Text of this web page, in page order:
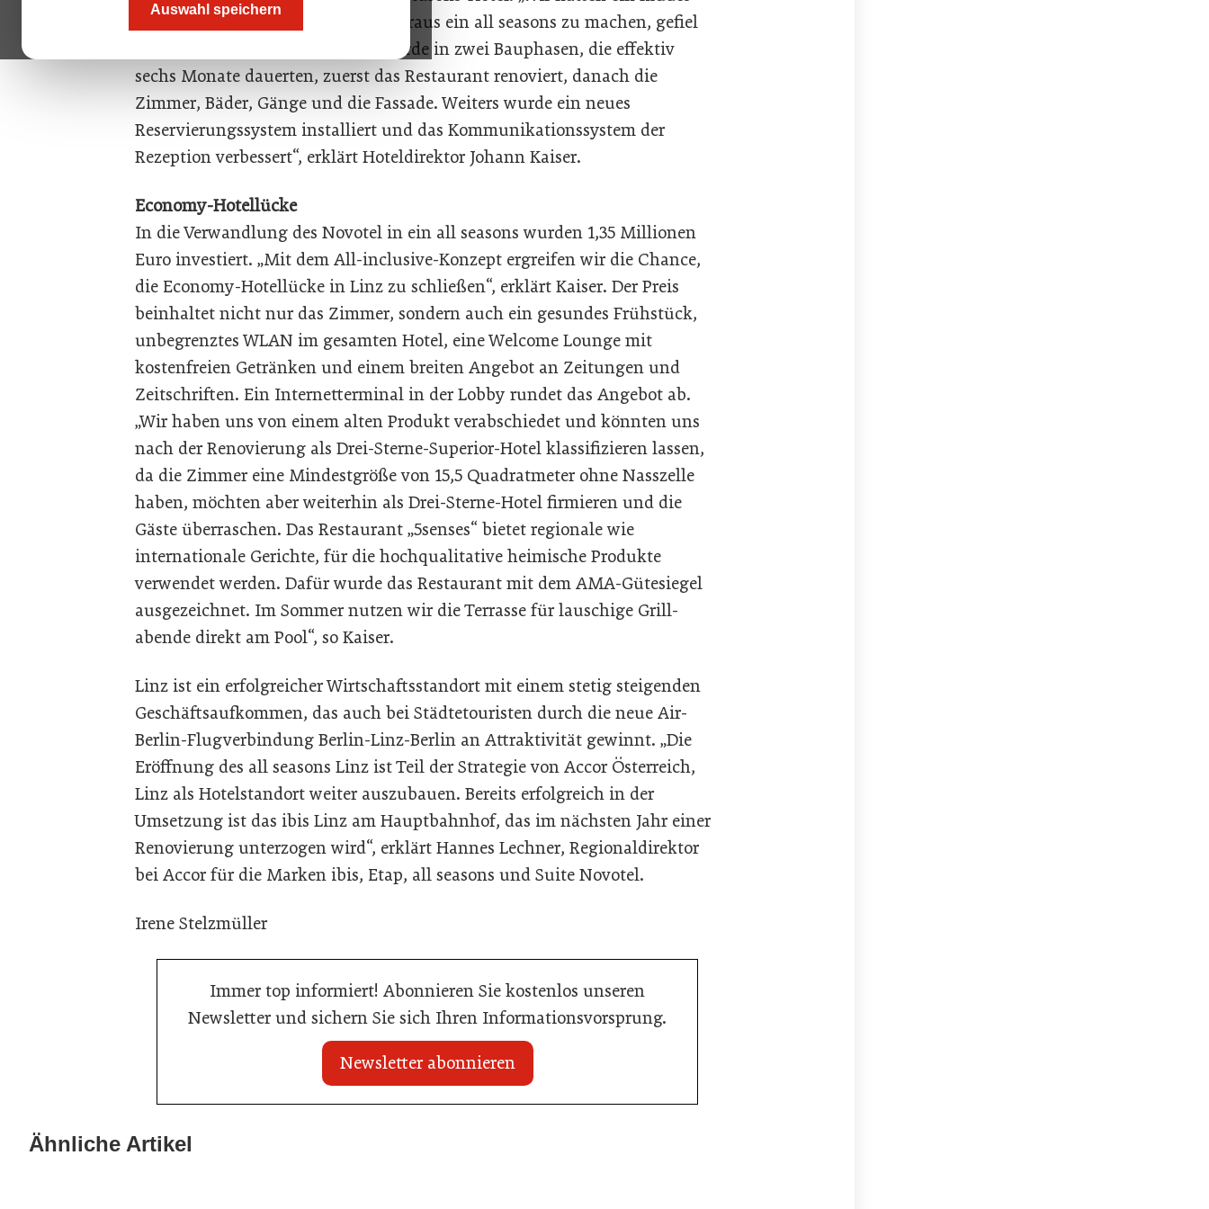
Auswahl speichern
Novotel-Produkt – und die Idee, daraus ein all seasons zu machen, gefiel
mir. Innerhalb von zwei Jahren wurde in zwei Bauphasen, die effektiv
sechs Monate dauerten, zuerst das Restaurant renoviert, danach die
Zimmer, Bäder, Gänge und die Fassade. Weiters wurde ein neues
Reservierungssystem installiert und das Kommunikationssystem der
Rezeption verbessert“, erklärt Hoteldirektor Johann Kaiser.
Economy-Hotellücke
In die Verwandlung des Novotel in ein all seasons wurden 1,35 Millionen
Euro investiert. „Mit dem All-inclusive-Konzept ergreifen wir die Chance,
die Economy-Hotellücke in Linz zu schließen“, erklärt Kaiser. Der Preis
beinhaltet nicht nur das Zimmer, sondern auch ein gesundes Frühstück,
unbegrenztes WLAN im gesamten Hotel, eine Welcome Lounge mit
kostenfreien Getränken und einem breiten Angebot an Zeitungen und
Zeitschriften. Ein Internetterminal in der Lobby rundet das Angebot ab.
„Wir haben uns von einem alten Produkt verabschiedet und könnten uns
nach der Renovierung als Drei-Sterne-Superior-Hotel klassifizieren lassen,
da die Zimmer eine Mindestgröße von 15,5 Quadratmeter ohne Nasszelle
haben, möchten aber weiterhin als Drei-Sterne-Hotel firmieren und die
Gäste überraschen. Das Restaurant „5senses“ bietet regionale wie
internationale Gerichte, für die hochqualitative heimische Produkte
verwendet werden. Dafür wurde das Restaurant mit dem AMA-Gütesiegel
ausgezeichnet. Im Sommer nutzen wir die Terrasse für lauschige Grill­
abende direkt am Pool“, so Kaiser.
Linz ist ein erfolgreicher Wirtschaftsstandort mit einem stetig steigenden
Geschäftsaufkommen, das auch bei Städtetouristen durch die neue Air-
Berlin-Flugverbindung Berlin-Linz-Berlin an Attraktivität gewinnt. „Die
Eröffnung des all seasons Linz ist Teil der Strategie von Accor Österreich,
Linz als Hotelstandort weiter auszubauen. Bereits erfolgreich in der
Umsetzung ist das ibis Linz am Hauptbahnhof, das im nächsten Jahr einer
Renovierung unterzogen wird“, erklärt Hannes Lechner, Regionaldirektor
bei Accor für die Marken ibis, Etap, all seasons und Suite Novotel.
Irene Stelzmüller
Immer top informiert! Abonnieren Sie kostenlos unseren
Newsletter und sichern Sie sich Ihren Informationsvorsprung.
Newsletter abonnieren
Ähnliche Artikel
Land Steiermark startet